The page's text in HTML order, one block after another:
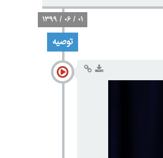
۱۳۹۹ / ۰۶ / ۰۱
توصیه